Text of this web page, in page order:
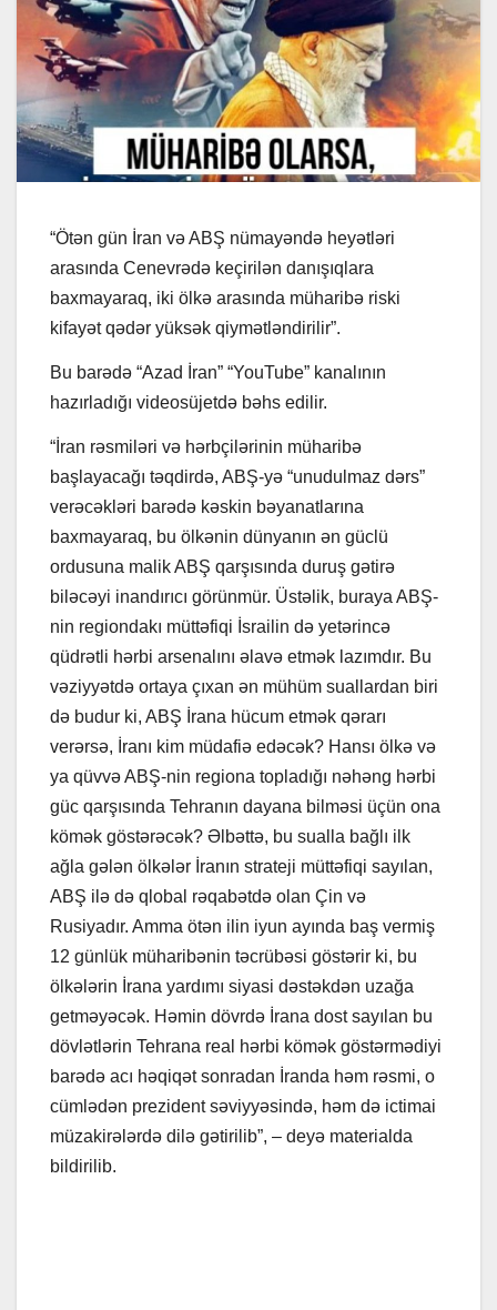
“Ötən gün İran və ABŞ nümayəndə heyətləri
arasında Cenevrədə keçirilən danışıqlara
baxmayaraq, iki ölkə arasında müharibə riski
kifayət qədər yüksək qiymətləndirilir”.
Bu barədə “Azad İran” “YouTube” kanalının
hazırladığı videosüjetdə bəhs edilir.
“İran rəsmiləri və hərbçilərinin müharibə
başlayacağı təqdirdə, ABŞ-yə “unudulmaz dərs”
verəcəkləri barədə kəskin bəyanatlarına
baxmayaraq, bu ölkənin dünyanın ən güclü
ordusuna malik ABŞ qarşısında duruş gətirə
biləcəyi inandırıcı görünmür. Üstəlik, buraya ABŞ-
nin regiondakı müttəfiqi İsrailin də yetərincə
qüdrətli hərbi arsenalını əlavə etmək lazımdır. Bu
vəziyyətdə ortaya çıxan ən mühüm suallardan biri
də budur ki, ABŞ İrana hücum etmək qərarı
verərsə, İranı kim müdafiə edəcək? Hansı ölkə və
ya qüvvə ABŞ-nin regiona topladığı nəhəng hərbi
güc qarşısında Tehranın dayana bilməsi üçün ona
kömək göstərəcək? Əlbəttə, bu sualla bağlı ilk
ağla gələn ölkələr İranın strateji müttəfiqi sayılan,
ABŞ ilə də qlobal rəqabətdə olan Çin və
Rusiyadır. Amma ötən ilin iyun ayında baş vermiş
12 günlük müharibənin təcrübəsi göstərir ki, bu
ölkələrin İrana yardımı siyasi dəstəkdən uzağa
getməyəcək. Həmin dövrdə İrana dost sayılan bu
dövlətlərin Tehrana real hərbi kömək göstərmədiyi
barədə acı həqiqət sonradan İranda həm rəsmi, o
cümlədən prezident səviyyəsində, həm də ictimai
müzakirələrdə dilə gətirilib”, – deyə materialda
bildirilib.